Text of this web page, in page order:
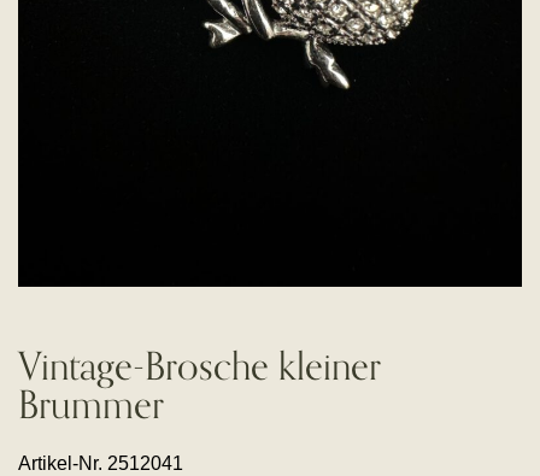
Vintage-Brosche kleiner
Brummer
Artikel-Nr. 2512041